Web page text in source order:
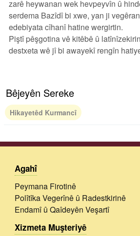
zarê‌ heywanan wek hevpeyvîn û
serdema‌ Bazîdî bi xwe, yan ji
edebiyata‌ cîhanî hatine wergirtin.
Piştî pêşgotina vê kitêbê û
destxeta wê jî bi awayekî rengîn
Bêjeyên Sereke
Hikayetêd Kurmancî
Agahî
Peymana Firotinê
Polîtîka Vegerînê û Radestkirinê
Endamî û Qaîdeyên Veşartî
Xizmeta Muşteriyê